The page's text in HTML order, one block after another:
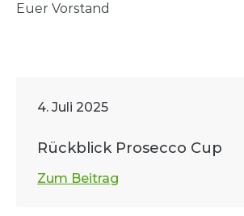
Euer Vorstand
4. Juli 2025
Rückblick Prosecco Cup
Zum Beitrag